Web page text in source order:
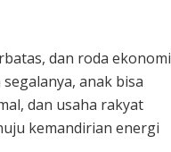
dan roda ekonomi
anak bisa
dan usaha rakyat
kemandirian energi